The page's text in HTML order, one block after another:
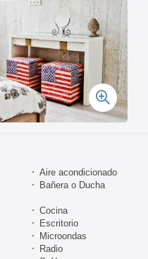
Aire acondicionado
Bañera o Ducha
Cocina
Escritorio
Microondas
Radio